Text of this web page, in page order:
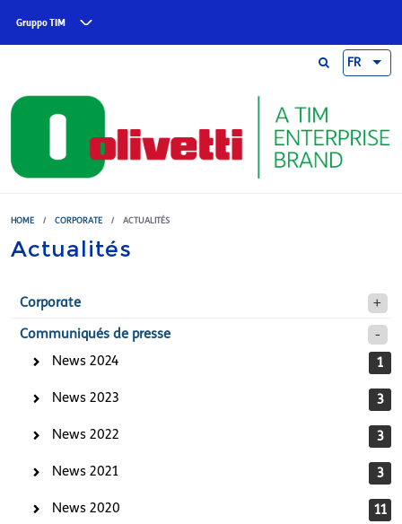
Gruppo TIM
FR
HOME / CORPORATE / ACTUALITÉS
Actualités
Corporate
Communiqués de presse
News 2024
1
News 2023 3
News 2022 3
News 2021 3
News 2020 11